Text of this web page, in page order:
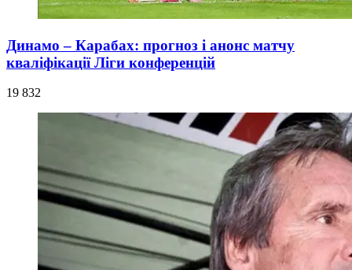
Динамо – Карабах: прогноз і анонс матчу
кваліфікації Ліги конференцій
19 832